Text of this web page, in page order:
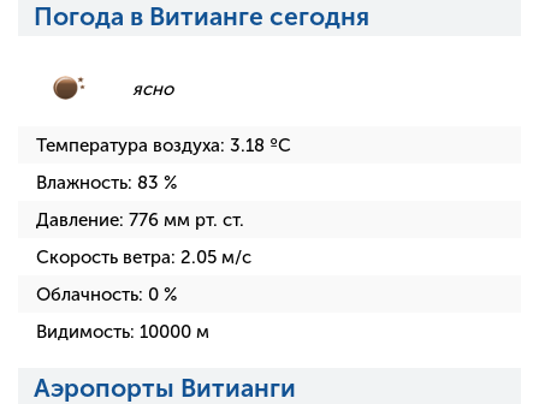
Погода в Витианге сегодня
ясно
Температура воздуха: 3.18 ºC
Влажность: 83 %
Давление: 776 мм рт. ст.
Скорость ветра: 2.05 м/с
Облачность: 0 %
Видимость: 10000 м
Аэропорты Витианги